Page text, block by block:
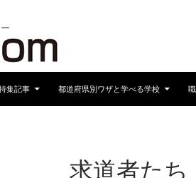
集記事
都道府県別ワザと学べる学校
求道者た